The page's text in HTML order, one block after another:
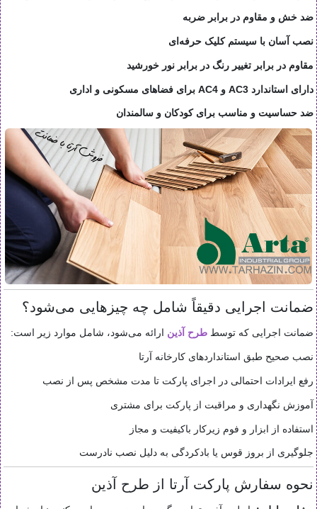
ضد خش و مقاوم در برابر ضربه
نصب آسان با سیستم کلیک حرفه‌ای
مقاوم در برابر تغییر رنگ در برابر نور خورشید
دارای استاندارد AC3 و AC4 برای فضاهای مسکونی و اداری
ضد حساسیت و مناسب برای کودکان و سالمندان
ضمانت اجرایی دقیقاً شامل چه چیزهایی می‌شود؟
ضمانت اجرایی که توسط طرح آذین ارائه می‌شود، شامل موارد زیر است:
نصب صحیح طبق استانداردهای کارخانه آرتا
رفع ایرادات احتمالی در اجرای پارکت تا مدت مشخص پس از نصب
آموزش نگهداری و مراقبت از پارکت برای مشتری
استفاده از ابزار و فوم زیرکار باکیفیت و مجاز
جلوگیری از بروز قوس یا بادکردگی به دلیل نصب نادرست
نحوه سفارش پارکت آرتا از طرح آذین